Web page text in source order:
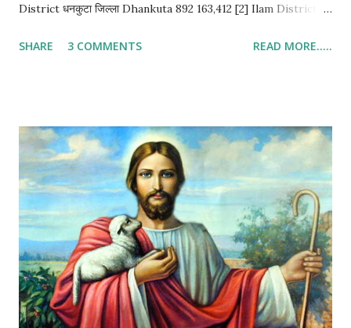
District धनकुटा जिल्ला Dhankuta 892 163,412 [2] Ilam District
Bhadrapur 1,606 812,650 [4] Khotang District खोटाँग जिल्ला
Phidim 1,241 191,817 [8] Sankhuwasabha District संखुवासभा
जिल्ला Khandbari 3,480 158,742 [9] Solukhumbu District
सोलुखुम्बू जिल्ला Salleri 3,312 105,886 [10] Sunsari District सुनसरी
जिल्ला Inaruwa 1,257 763,497 [11] Taplejung District ताप्लेजुंग
जिल्ला Taplejung 3,646 127,461 [12] Terhathum District तेह्रथुम
जिल्ला Myanglung 679 113,111 [13] Udayapur District उदयपुर
जिल्ला Gaighat 2,063 317,532 [14] Province No. 1 प्रदेश नं० १
Biratnag...
SHARE 3 COMMENTS READ MORE.....